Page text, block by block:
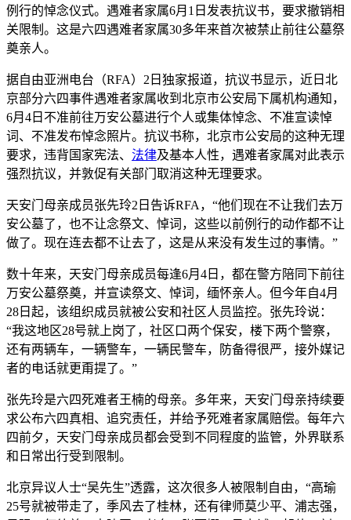
例行的悼念仪式。遇难者家属6月1日发表抗议书，要求撤销相
关限制。这是六四遇难者家属30多年来首次被禁止前往公墓祭
奠亲人。
据自由亚洲电台（RFA）2日独家报道，抗议书显示，近日北
京部分六四事件遇难者家属收到北京市公安局下属机构通知，
6月4日不准前往万安公墓进行个人或集体悼念、不准宣读悼
词、不准发布悼念照片。抗议书称，北京市公安局的这种无理
要求，违背国家宪法、 法律及基本人性，遇难者家属对此表示
强烈抗议，并敦促有关部门取消这种无理要求。
天安门母亲成员张先玲2日告诉RFA，“他们现在不让我们去万
安公墓了，也不让念祭文、悼词，这些以前例行的动作都不让
做了。现在连去都不让去了，这是从来没有发生过的事情。”
数十年来，天安门母亲成员每逢6月4日，都在警方陪同下前往
万安公墓祭奠，并宣读祭文、悼词，缅怀亲人。但今年自4月
28日起，该组织成员就被公安和社区人员监控。张先玲说：
“我这地区28号就上岗了，社区口两个保安，楼下两个警察，
还有两辆车，一辆警车，一辆民警车，防备得很严，接外媒记
者的电话就更甭提了。”
张先玲是六四死难者王楠的母亲。多年来，天安门母亲持续要
求公布六四真相、追究责任，并给予死难者家属赔偿。每年六
四前夕，天安门母亲成员都会受到不同程度的监管，外界联系
和日常出行受到限制。
北京异议人士“吴先生”透露，这次很多人被限制自由，“高瑜
25号就被带走了，季风去了桂林，还有律师莫少平、浦志强，